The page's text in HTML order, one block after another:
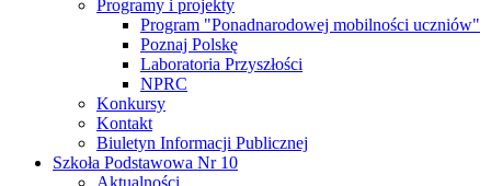
Programy i projekty
Program "Ponadnarodowej mobilności uczniów"
Poznaj Polskę
Laboratoria Przyszłości
NPRC
Konkursy
Kontakt
Biuletyn Informacji Publicznej
Szkoła Podstawowa Nr 10
Aktualności